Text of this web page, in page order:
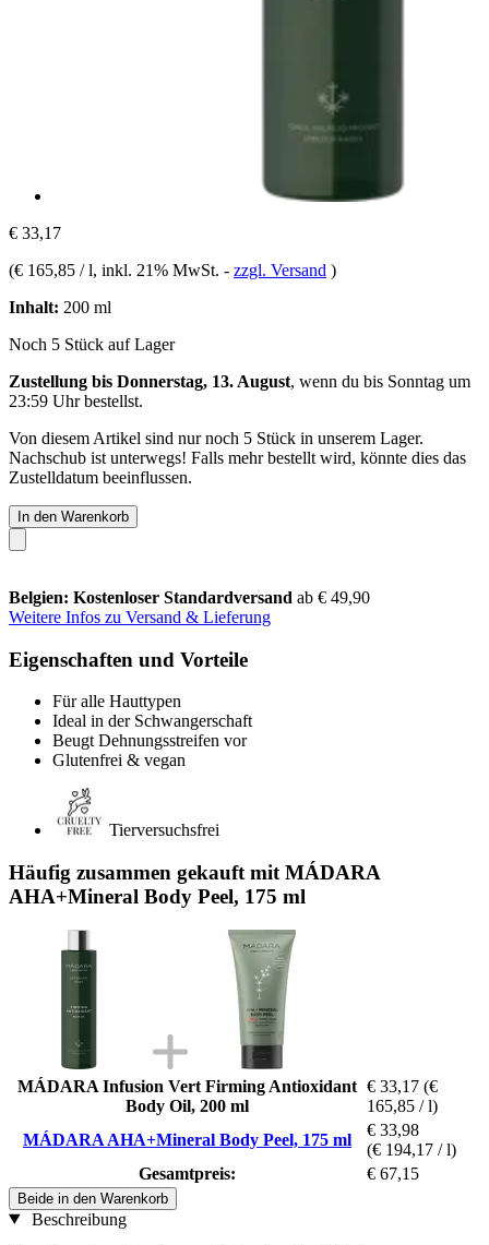
€ 33,17
(€ 165,85 / l, inkl. 21% MwSt. - zzgl. Versand )
Inhalt: 200 ml
Noch 5 Stück auf Lager
Zustellung bis Donnerstag, 13. August, wenn du bis Sonntag um
23:59 Uhrbestellst.
Von diesem Artikel sind nur noch 5 Stück in unserem Lager.
Nachschub ist unterwegs! Falls mehr bestellt wird, könnte dies das
Zustelldatum beeinflussen.
In den Warenkorb
Belgien: Kostenloser Standardversand ab € 49,90
Weitere Infos zu Versand & Lieferung
Eigenschaften und Vorteile
Für alle Hauttypen
Ideal in der Schwangerschaft
Beugt Dehnungsstreifen vor
Glutenfrei & vegan
Tierversuchsfrei
Häufig zusammen gekauft mit MÁDARA
AHA+Mineral Body Peel, 175 ml
MÁDARA Infusion Vert Firming Antioxidant
Body Oil, 200 ml
€ 33,17 (€
165,85 / l)
MÁDARA AHA+Mineral Body Peel, 175 ml
€ 33,98
(€ 194,17 / l)
Gesamtpreis:
€ 67,15
Beide in den Warenkorb
Beschreibung